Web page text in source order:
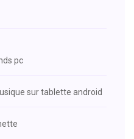
pc
sur tablette android